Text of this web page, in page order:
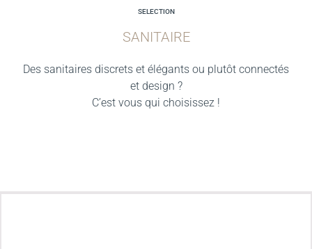
SELECTION
SANITAIRE
Des sanitaires discrets et élégants ou plutôt connectés
et design ?
C’est vous qui choisissez !